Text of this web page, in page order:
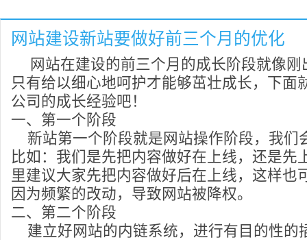
网站建设新站要做好前三个月的优化
网站在建设的前三个月的成长阶段就像
只有给以细心地呵护才能够茁壮成长，下面
公司的成长经验吧！
一、第一个阶段
新站第一个阶段就是网站操作阶段，我们
比如：我们是先把内容做好在上线，还是先
里建议大家先把内容做好后在上线，这样也
因为频繁的改动，导致网站被降权。
二、第二个阶段
建立好网站的内链系统，进行有目的性的